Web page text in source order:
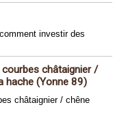
investir des
châtaignier /
hache (Yonne 89)
châtaignier / chêne